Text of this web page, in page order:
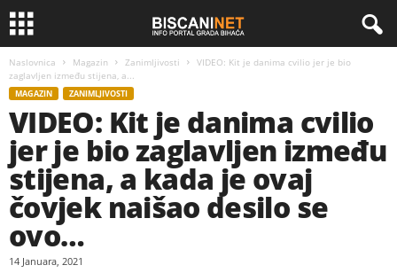
Naslovnica Magazin Zanimljivosti
VIDEO: Kit je danima cvilio jer je bio
zaglavljen između stijena, a...
MAGAZIN ZANIMLJIVOSTI
VIDEO: Kit je danima cvilio
jer je bio zaglavljen između
stijena, a kada je ovaj
čovjek naišao desilo se
ovo…
14 Januara, 2021